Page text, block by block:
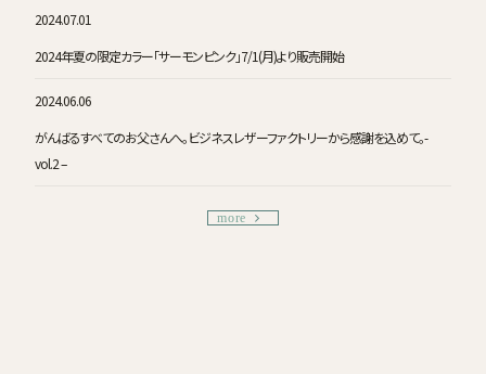
2024.07.01
2024年夏の限定カラー「サーモンピンク」7/1(月)より販売開始
2024.06.06
がんばるすべてのお父さんへ。ビジネスレザーファクトリーから感謝を込めて。-
vol.2 –
more